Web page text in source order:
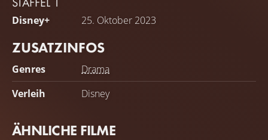
revolutionären Ideen in ein Wirtschaftsimperium
verwandeln wird.
Disney+ 25. Oktober 2023
ZUSATZINFOS
Genres
Drama
Verleih
Disney
ÄHNLICHE FILME